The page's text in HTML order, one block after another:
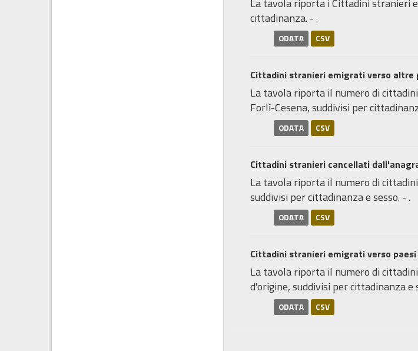
La tavola riporta i Cittadini stranieri
cittadinanza. - .
ODATA CSV
Cittadini stranieri emigrati verso
La tavola riporta il numero di
Forlì-Cesena, suddivisi per
ODATA CSV
Cittadini stranieri cancellati
La tavola riporta il numero di
suddivisi per cittadinanza e sesso. - .
ODATA CSV
Cittadini stranieri emigrati verso
La tavola riporta il numero di
d'origine, suddivisi per cittadinanza e
ODATA CSV